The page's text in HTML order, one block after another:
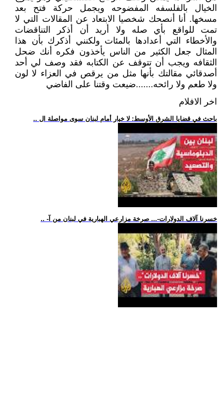
الخيال بالفلسفه المفضوحه ويجمل حركة فتح بعد
مسخها. أنا أنصحك شخصيا الابتعاد عن المقالات التي لا
تمت للواقع بأي صله ولا أريد أن أذكر التناقضات
والأخطاء التي أعدادها بالمئات ولكنني أذكرك بأن هذا
المثال جعل الكثير من الناس يأخذون فكره أنك ضحل
الثقافه ويجب أن تتوقف عن الكتابه فقد وصف لي أحد
أصدقائي مقالتك بأنها مثل من يرقص في العزاء لا لون
ولا طعم ولا رائحه.......ضيعت وقتنا على الفاضي
اخر الافلام
.. باحث في قضايا الشرق الأوسط: لا خيار أمام لبنان سوى مواصلة ال
.. -خسرنا آلاف الدولارات-... صرخة مزارعي الهبارية في لبنان من آ